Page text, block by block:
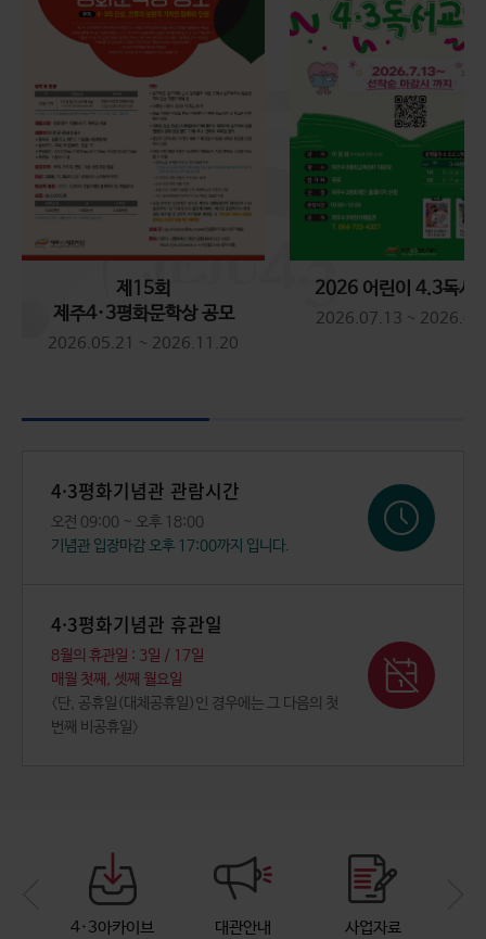
2026 제78주년 4·3전야제
4·3 직무연수 영상(유족증언) '안덕면 동광리 편'_스토리AHN
제15회
제주4·3평화문학상 공모
2026.05.21 ~ 2026.11.20
2026 어린이 4.3독서
2026.07.13 ~
4·3평화기념관 관람시간
오전 09:00 ~ 오후 18:00
기념관 입장마감 오후 17:00까지 입니다.
4·3평화기념관 휴관일
8월의 휴관일 : 3일 / 17일
매월 첫째, 셋째 월요일
〈단, 공휴일(대체공휴일)인 경우에는 그 다음의 첫
번째 비공휴일〉
4·3아카이브 대관안내 사업자료